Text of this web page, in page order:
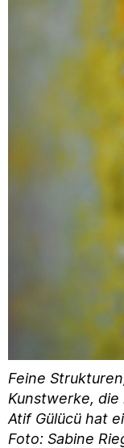
Feine
Kunstwerke,
Atif Gülücü hat
Foto: Sabine